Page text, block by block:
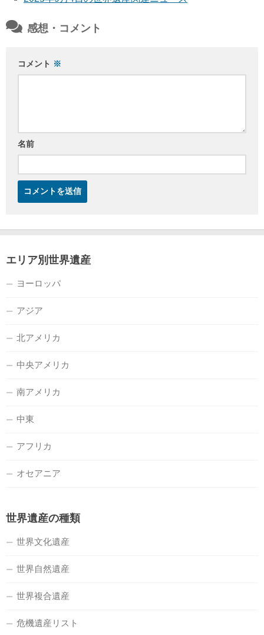
感想・コメント
コメント ※
名前
エリア別世界遺産
ヨーロッパ
アジア
北アメリカ
中央アメリカ
南アメリカ
中東
アフリカ
オセアニア
世界遺産の種類
世界文化遺産
世界自然遺産
世界複合遺産
危機遺産リスト